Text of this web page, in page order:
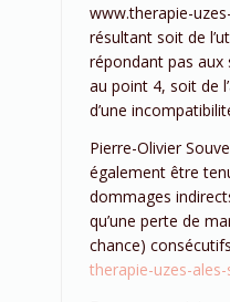
www.therapie-
résultant soit de
répondant pas aux
au point 4, soit de
d’une
Pierre-Olivier
également être
dommages
qu’une perte de
chance)
therapie-uzes-